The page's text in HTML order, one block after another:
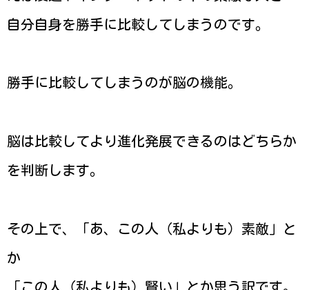
自分自身を勝手に比較してしまうのです。
勝手に比較してしまうのが脳の機能。
脳は比較してより進化発展できるのはどちらか
を判断します。
その上で、「あ、この人（私よりも）素敵」と
か